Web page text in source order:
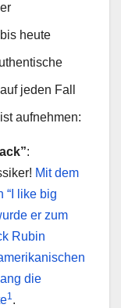
heute
jeden Fall
aufnehmen:
:
Mit dem
“I like big
er zum
Rubin
die
1.